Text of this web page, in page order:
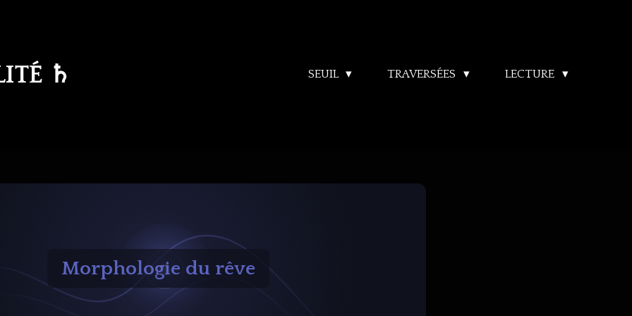
♄ SEUIL TRAVERSÉES LECTURE
Morphologie du rêve